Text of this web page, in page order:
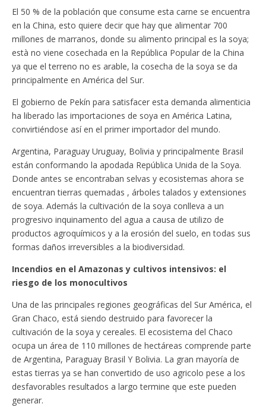
El 50 % de la población que consume esta carne se encuentra
en la China, esto quiere decir que hay que alimentar 700
millones de marranos, donde su alimento principal es la soya;
està no viene cosechada en la República Popular de la China
ya que el terreno no es arable, la cosecha de la soya se da
principalmente en América del Sur.
El gobierno de Pekín para satisfacer esta demanda alimenticia
ha liberado las importaciones de soya en América Latina,
convirtiéndose así en el primer importador del mundo.
Argentina, Paraguay Uruguay, Bolivia y principalmente Brasil
están conformando la apodada República Unida de la Soya.
Donde antes se encontraban selvas y ecosistemas ahora se
encuentran tierras quemadas , árboles talados y extensiones
de soya. Además la cultivación de la soya conlleva a un
progresivo inquinamento del agua a causa de utilizo de
productos agroquímicos y a la erosión del suelo, en todas sus
formas daños irreversibles a la biodiversidad.
Incendios en el Amazonas y cultivos intensivos: el
riesgo de los monocultivos
Una de las principales regiones geográficas del Sur América, el
Gran Chaco, está siendo destruido para favorecer la
cultivación de la soya y cereales. El ecosistema del Chaco
ocupa un área de 110 millones de hectáreas comprende parte
de Argentina, Paraguay Brasil Y Bolivia. La gran mayoría de
estas tierras ya se han convertido de uso agricolo pese a los
desfavorables resultados a largo termine que este pueden
generar.